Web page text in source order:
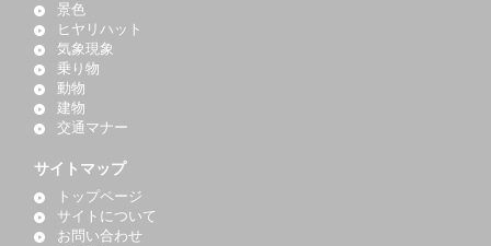
景色
ヒヤリハット
気象現象
乗り物
動物
建物
交通マナー
サイトマップ
トップページ
サイトについて
お問い合わせ